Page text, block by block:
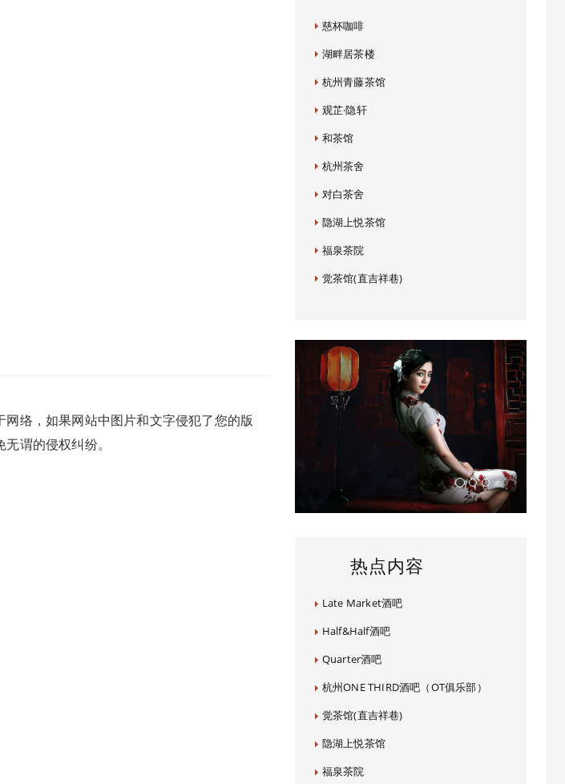
络，如果网站中图片和文字侵犯了您的版
谓的侵权纠纷。
慈杯咖啡
湖畔居茶楼
杭州青藤茶馆
观芷·隐轩
和茶馆
杭州茶舍
对白茶舍
隐湖上悦茶馆
福泉茶院
觉茶馆(直吉祥巷)
热点内容
Late Market酒吧
Half&Half酒吧
Quarter酒吧
杭州ONE THIRD酒吧（OT俱乐部）
觉茶馆(直吉祥巷)
隐湖上悦茶馆
福泉茶院